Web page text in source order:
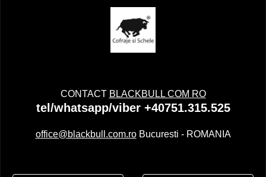
CONTACT BLACKBULL COM RO
tel/whatsapp/viber +40751.315.525
office@blackbull.com.roBucuresti - ROMANIA